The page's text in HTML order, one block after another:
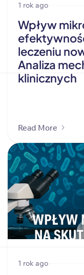
1 rok ago
Wpływ
leczeniu
Analiza
klinicznych
Read More
1 rok ago